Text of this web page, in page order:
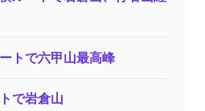
トで六甲山最高峰
で岩倉山